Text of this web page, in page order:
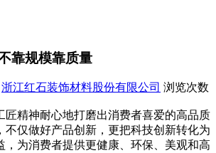
靠规模靠质量
浙江红石装饰材料股份有限公司 浏览次数
匠精神耐心地打磨出消费者喜爱的高品质
不仅做好产品创新，更把科技创新转化为
，为消费者提供更健康、环保、美观和高